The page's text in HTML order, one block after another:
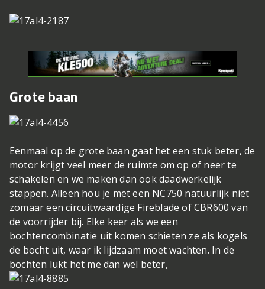
Grote baan
Eenmaal op de grote baan gaat het een stuk beter, de
motor krijgt veel meer de ruimte om op of neer te
schakelen en we maken dan ook daadwerkelijk
stappen. Alleen hou je met een NC750 natuurlijk niet
zomaar een circuitwaardige Fireblade of CBR600 van
de voorrijder bij. Elke keer als we een
bochtencombinatie uit komen schieten ze als kogels
de bocht uit, waar ik lijdzaam moet wachten. In de
bochten lukt het me dan wel beter,